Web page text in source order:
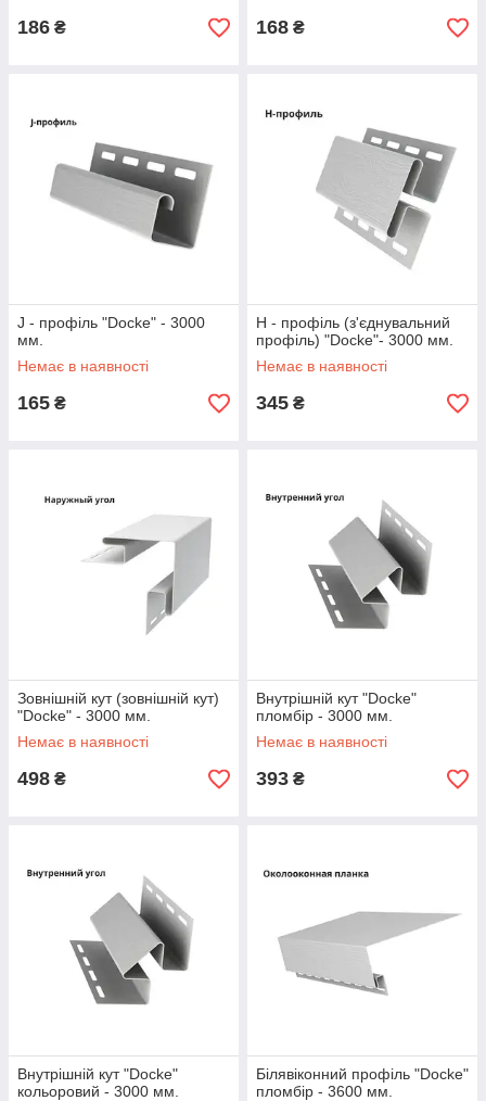
186 ₴ 168 ₴
J - профіль "Docke" - 3000
мм.
Немає в наявності
165 ₴
Н - профіль (з'єднувальний
профіль) "Docke"- 3000 мм.
Немає в наявності
345 ₴
Зовнішній кут (зовнішній кут)
"Docke" - 3000 мм.
Немає в наявності
498 ₴
Внутрішній кут "Docke"
пломбір - 3000 мм.
Немає в наявності
393 ₴
Внутрішній кут "Docke"
кольоровий - 3000 мм.
Білявіконний профіль "Docke"
пломбір - 3600 мм.